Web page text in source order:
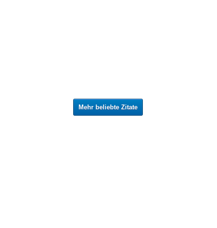
Mehr beliebte Zitate